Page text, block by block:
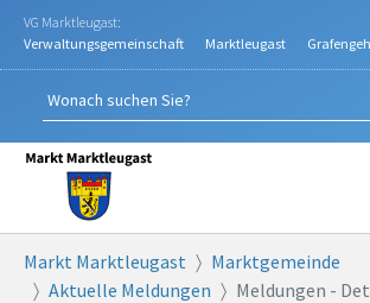
Zum Hauptinhalt springen
VG Marktleugast:
Verwaltungsgemeinschaft
Marktleugast
Markt Marktleugast
Marktgemeinde
Aktuelle Meldungen
Meldungen -